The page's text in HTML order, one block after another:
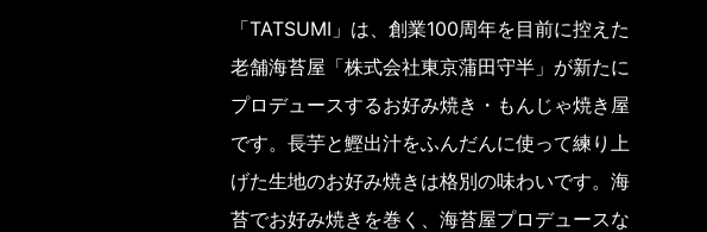
「TATSUMI」は、創業100周年を目前に控えた
老舗海苔屋「株式会社東京蒲田守半」が新たに
プロデュースするお好み焼き・もんじゃ焼き屋
です。長芋と鰹出汁をふんだんに使って練り上
げた生地のお好み焼きは格別の味わいです。海
苔でお好み焼きを巻く、海苔屋プロデュースな